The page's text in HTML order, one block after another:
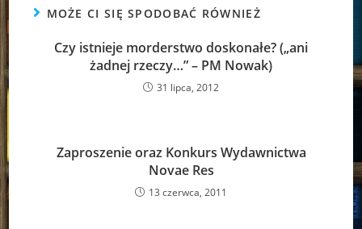
MOŻE CI SIĘ SPODOBAĆ RÓWNIEŻ
Czy istnieje morderstwo doskonałe? („ani
żadnej rzeczy…” – PM Nowak)
31 lipca, 2012
Zaproszenie oraz Konkurs Wydawnictwa
Novae Res
13 czerwca, 2011